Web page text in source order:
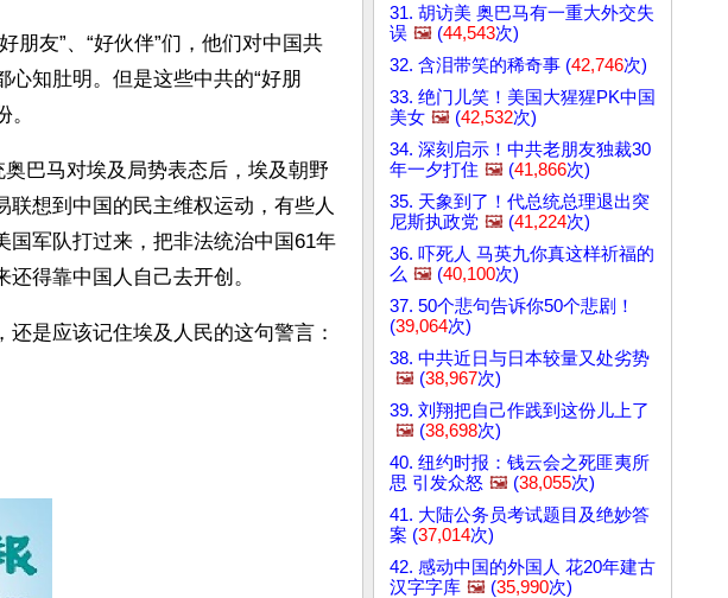
朋友”、“好伙伴”们，他们对中国共
知肚明。但是这些中共的“好朋
巴马对埃及局势表态后，埃及朝野
想到中国的民主维权运动，有些人
军队打过来，把非法统治中国61年
得靠中国人自己去开创。
是应该记住埃及人民的这句警言：
31. 胡访美 奥巴马有一重大外交失
误 🖼️ (44,543次)
32. 含泪带笑的稀奇事 (42,746次)
33. 绝门儿笑！美国大猩猩PK中国
美女 🖼️ (42,532次)
34. 深刻启示！中共老朋友独裁30
年一夕打住 🖼️ (41,866次)
35. 天象到了！代总统总理退出突
尼斯执政党 🖼️ (41,224次)
36. 吓死人 马英九你真这样祈福的
么 🖼️ (40,100次)
37. 50个悲句告诉你50个悲剧！
(39,064次)
38. 中共近日与日本较量又处劣势
🖼️ (38,967次)
39. 刘翔把自己作践到这份儿上了
🖼️ (38,698次)
40. 纽约时报：钱云会之死匪夷所
思 引发众怒 🖼️ (38,055次)
41. 大陆公务员考试题目及绝妙答
案 (37,014次)
42. 感动中国的外国人 花20年建古
汉字字库 🖼️ (35,990次)